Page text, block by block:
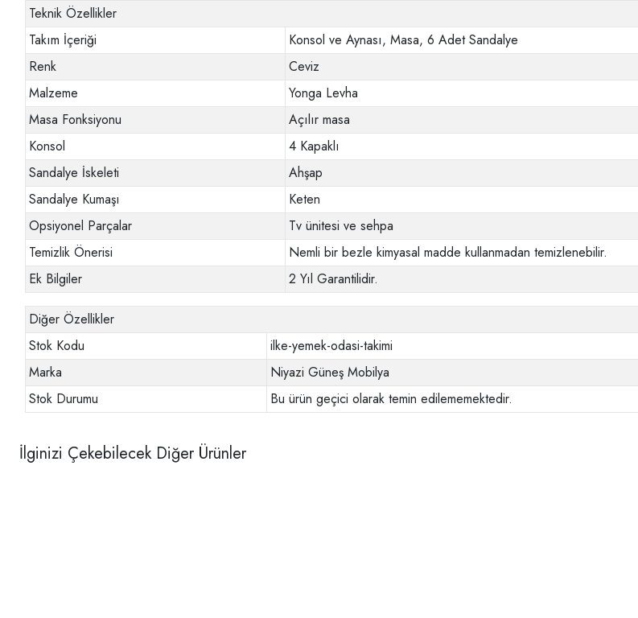
Teknik Özellikler
Takım İçeriği
Konsol ve Aynası, Masa, 6 Adet Sandalye
Renk
Ceviz
Malzeme
Yonga Levha
Masa Fonksiyonu
Açılır masa
Konsol
4 Kapaklı
Sandalye İskeleti
Ahşap
Sandalye Kumaşı
Keten
Opsiyonel Parçalar
Tv ünitesi ve sehpa
Temizlik Önerisi
Nemli bir bezle kimyasal madde kullanmadan temizlenebilir.
Ek Bilgiler
2 Yıl Garantilidir.
Diğer Özellikler
Stok Kodu
ilke-yemek-odasi-takimi
Marka
Niyazi Güneş Mobilya
Stok Durumu
Bu ürün geçici olarak temin edilememektedir.
İlginizi Çekebilecek Diğer Ürünler